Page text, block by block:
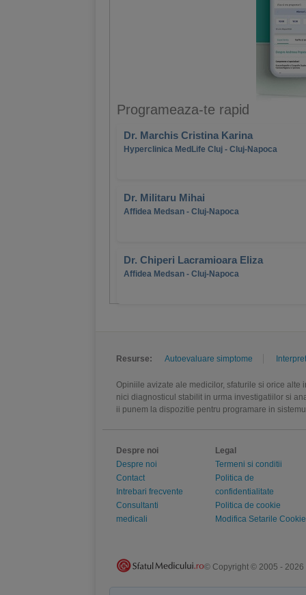
Programeaza-te rapid
Dr. Marchis Cristina Karina
Hyperclinica MedLife Cluj - Cluj-Napoca
Dr. Militaru Mihai
Affidea Medsan - Cluj-Napoca
Dr. Chiperi Lacramioara Eliza
Affidea Medsan - Cluj-Napoca
Resurse: Autoevaluare simptome
Opiniile avizate ale medicilor, sfaturile si orice
nici diagnosticul stabilit in urma investigatiilor si
ii punem la dispozitie pentru programare in
Despre noi
Despre noi
Contact
Intrebari frecvente
Consultanti
medicali
Legal
Termeni si conditii
Politica de
confidentialitate
Politica de cookie
Modifica Setarile Cookie
© Copyright © 2005 - 2026